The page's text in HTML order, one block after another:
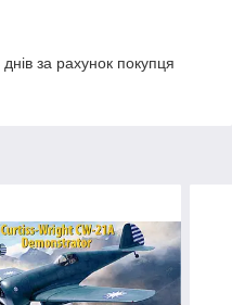
за рахунок покупця